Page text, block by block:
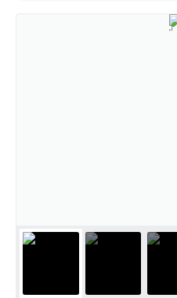
Recursos Liberados
Dados gerais e Obras